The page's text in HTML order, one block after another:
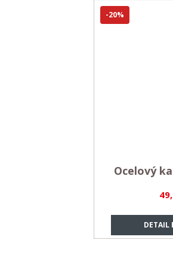
DETAIL
Ocelový
-20%